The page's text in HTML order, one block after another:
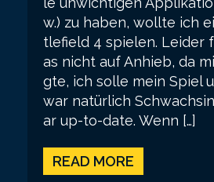
w.) zu haben, wollte ich
tlefield 4 spielen. Leider
as nicht auf Anhieb, da
gte, ich solle mein Spiel
war natürlich
ar up-to-date. Wenn […]
READ MORE